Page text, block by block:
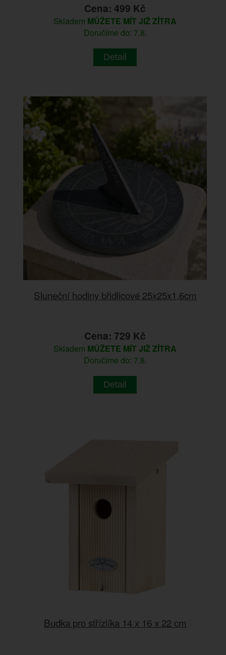
Cena: 499 Kč
Skladem MŮŽETE MÍT JIŽ ZÍTRA
Doručíme do: 7.8.
Detail
Sluneční hodiny břidlicové 25x25x1,6cm
Cena: 729 Kč
Skladem MŮŽETE MÍT JIŽ ZÍTRA
Doručíme do: 7.8.
Detail
Budka pro střízlíka 14 x 16 x 22 cm